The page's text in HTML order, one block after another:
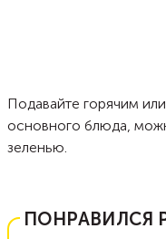
Подавайте горячим
основного блюда,
зеленью.
ПОНРАВИЛСЯ